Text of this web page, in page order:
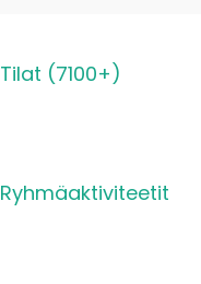
Tilat (7100+)
Ryhmäaktiviteetit